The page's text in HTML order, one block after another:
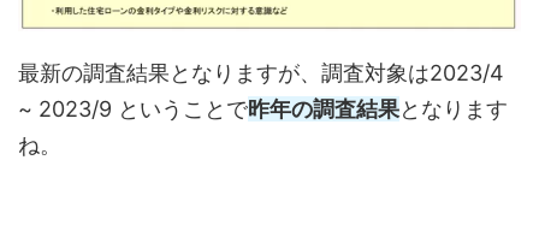
最新の調査結果となりますが、調査対象は2023/4
~ 2023/9 ということで昨年の調査結果となります
ね。